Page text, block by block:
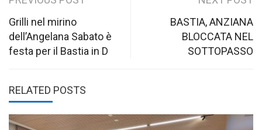
Post
navigation
Grilli nel mirino
dell’Angelana Sabato è
festa per il Bastia in D
BASTIA, ANZIANA
BLOCCATA NEL
SOTTOPASSO
RELATED POSTS